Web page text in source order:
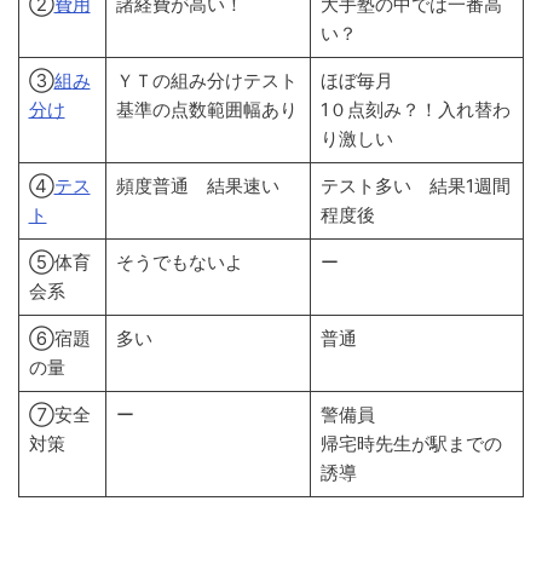
い？
③組み
分け
ＹＴの組み分けテスト
基準の点数範囲幅あり
ほぼ毎月
1０点刻み？！入れ替わ
り激しい
④テス
ト
頻度普通 結果速い
テスト多い 結果1週間
程度後
⑤体育
会系
そうでもないよ ー
⑥宿題
の量
多い 普通
⑦安全
対策
ー
警備員
帰宅時先生が駅までの
誘導